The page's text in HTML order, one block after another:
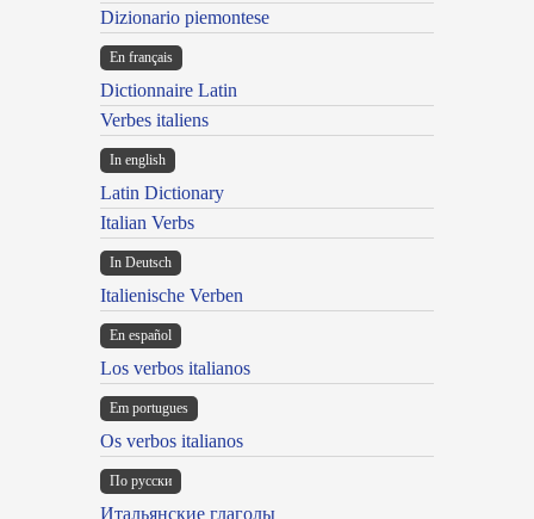
Dizionario piemontese
En français
Dictionnaire Latin
Verbes italiens
In english
Latin Dictionary
Italian Verbs
In Deutsch
Italienische Verben
En español
Los verbos italianos
Em portugues
Os verbos italianos
По русски
Итальянские глаголы